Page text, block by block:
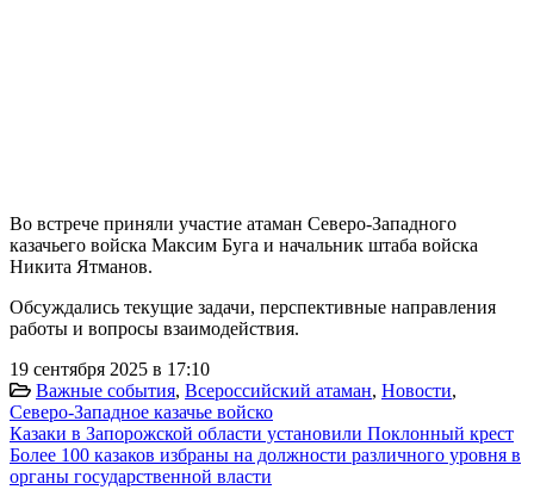
Во встрече приняли участие атаман Северо-Западного
казачьего войска Максим Буга и начальник штаба войска
Никита Ятманов.
Обсуждались текущие задачи, перспективные направления
работы и вопросы взаимодействия.
19 сентября 2025 в 17:10
Важные события, Всероссийский атаман, Новости,
Северо-Западное казачье войско
Казаки в Запорожской области установили Поклонный крест
Более 100 казаков избраны на должности различного уровня в
органы государственной власти